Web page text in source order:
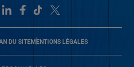
DU SITEMENTIONS LÉGALES